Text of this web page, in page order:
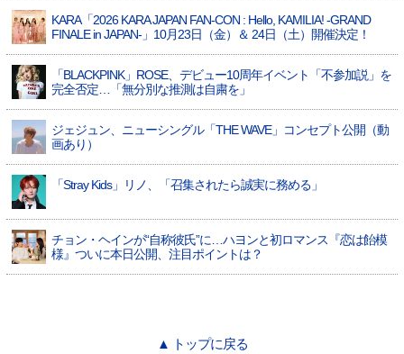
KARA「2026 KARA JAPAN FAN-CON : Hello, KAMILIA! -GRAND
FINALE in JAPAN-」10月23日（金）＆ 24日（土）開催決定！
「BLACKPINK」ROSE、デビュー10周年イベント「不参加説」を
完全否定…「無分別な推測は自粛を」
ジェジュン、ニューシングル「THE WAVE」コンセプト公開（動
画あり）
「Stray Kids」リノ、「召集されたら誠実に務める」
チョン・ヘインが“自称彼氏”に…ハヨンと初ロマンス『恋は飴模
様』ついに本日公開、注目ポイントは？
▲ トップに戻る